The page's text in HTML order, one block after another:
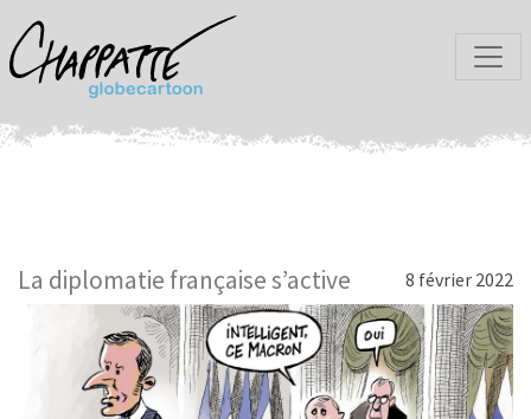
La diplomatie française s’active 8 février 2022